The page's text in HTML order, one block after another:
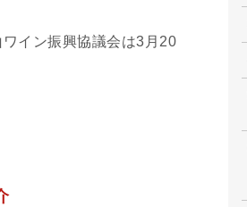
ワイン振興協議会は3月20